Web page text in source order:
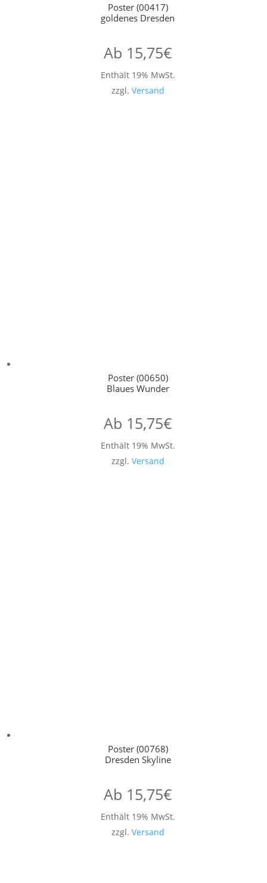
Poster (00417)
goldenes Dresden
Ab 15,75€
Enthält 19% MwSt.
zzgl. Versand
Poster (00650)
Blaues Wunder
Ab 15,75€
Enthält 19% MwSt.
zzgl. Versand
Poster (00768)
Dresden Skyline
Ab 15,75€
Enthält 19% MwSt.
zzgl. Versand